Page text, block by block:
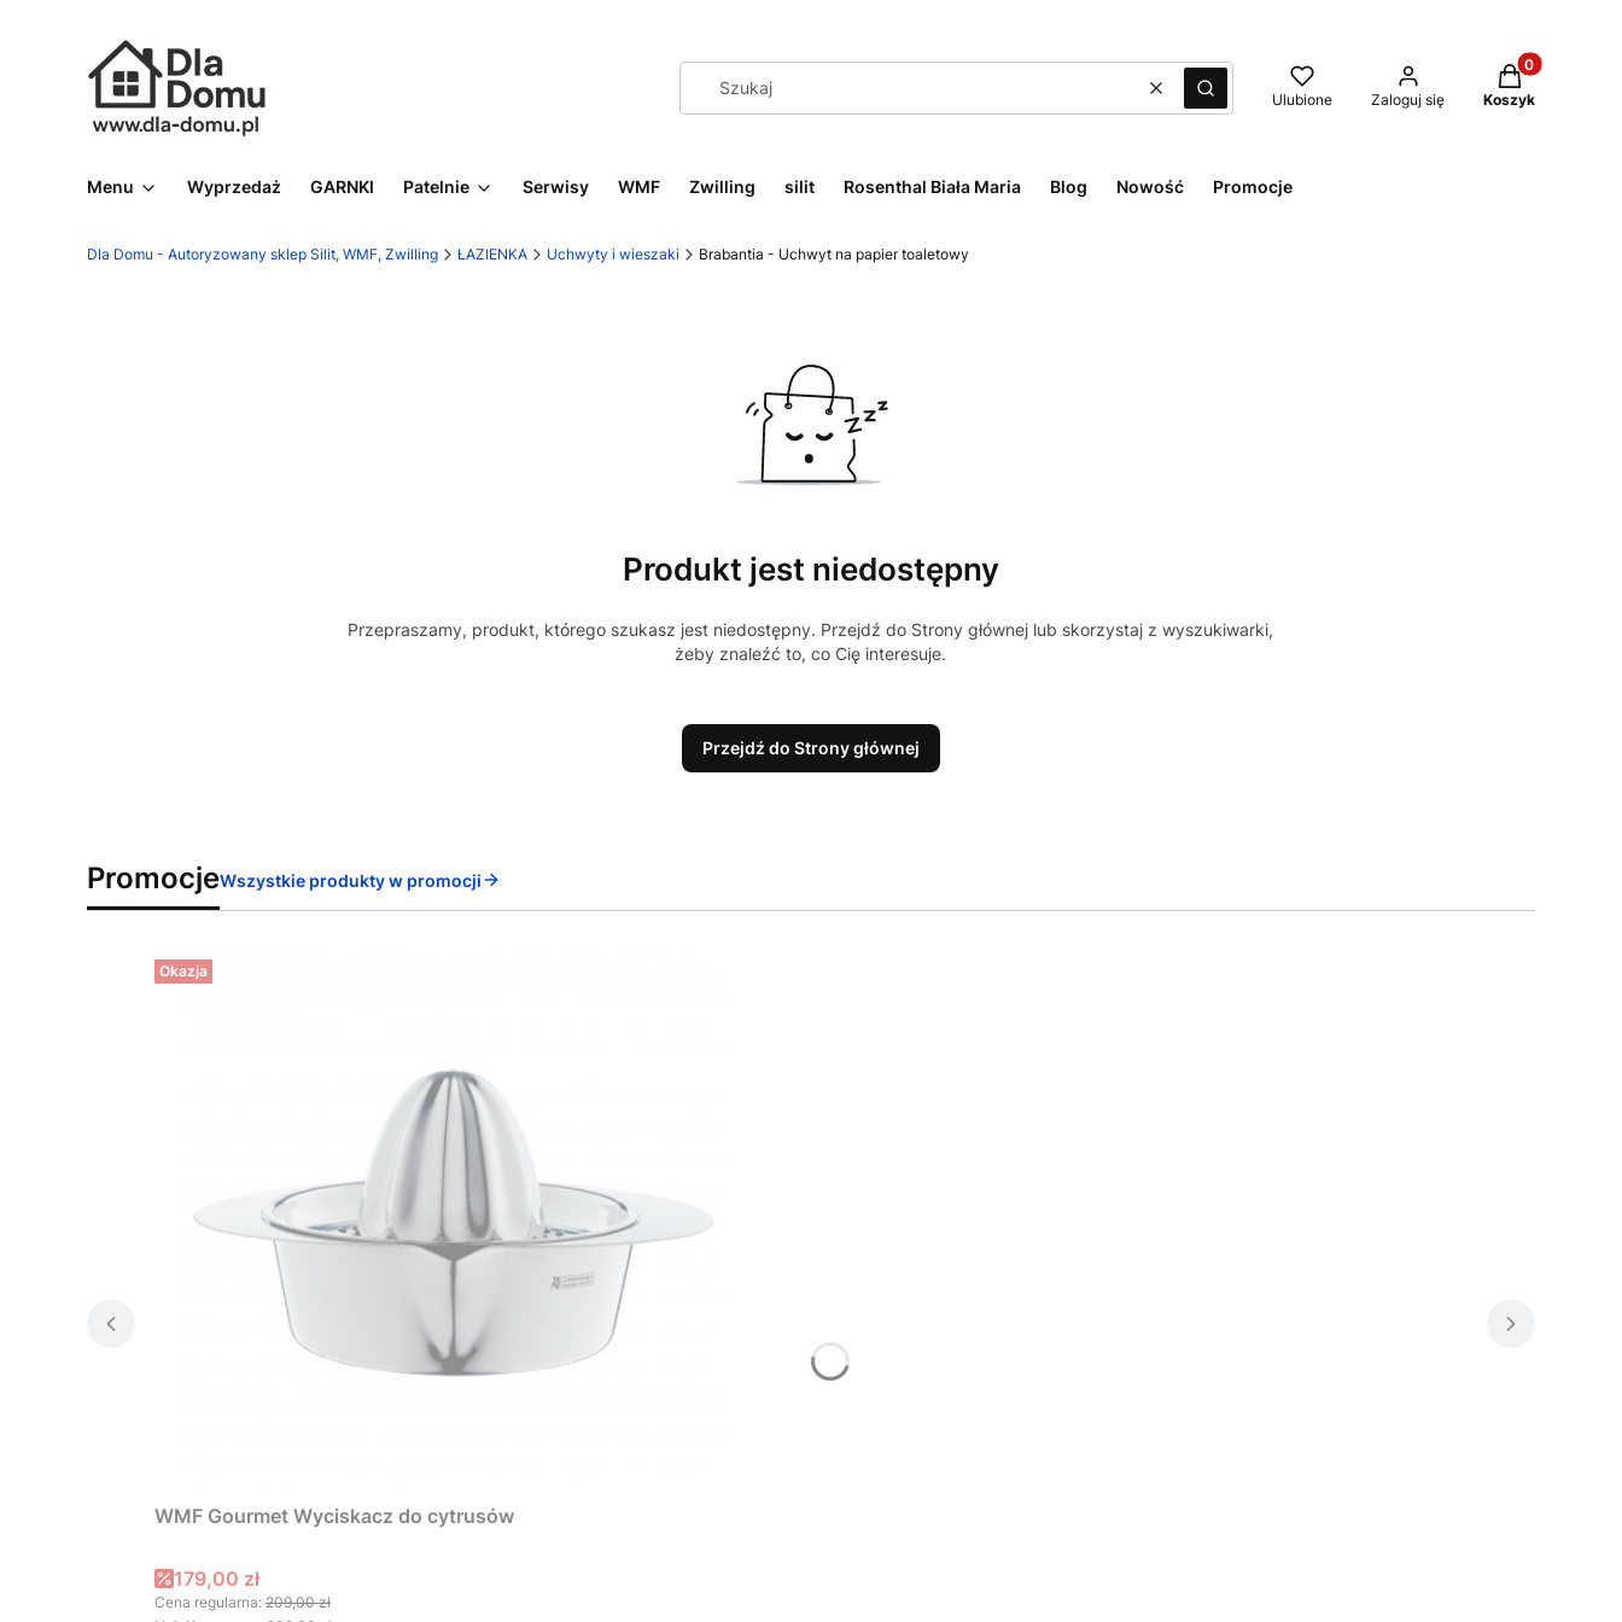
WyczyśćSzukaj Ulubione Zaloguj się
Produkty w
Koszyk
Menu Wyprzedaż GARNKI Patelnie Serwisy WMF Zwilling silit Rosenthal Biała Maria Blog Nowość Promocje
Dla Domu - Autoryzowany sklep Silit, WMF, Zwilling ŁAZIENKA Uchwyty i wieszaki Brabantia - Uchwyt na papier toaletowy
Produkt jest niedostępny
Przepraszamy, produkt, którego szukasz jest niedostępny. Przejdź do Strony głównej lub skorzystaj z wyszukiwarki,
żeby znaleźć to, co Cię interesuje.
Przejdź do Strony głównej
PromocjeWszystkie produkty w promocji
Okazja
WMF Gourmet Wyciskacz do cytrusów
Cena promocyjna
179,00 zł
Cena regularna: 209,00 zł